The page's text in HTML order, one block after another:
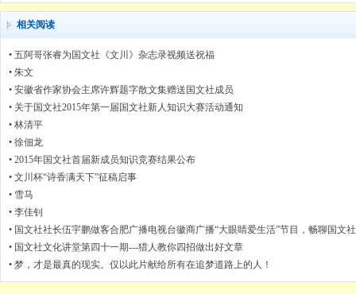
相关阅读
• 五阿哥张睿为国文社《文川》杂志录视频送祝福
• 朱文
• 安徽省作家协会主席许辉题字散文集赠送国文社成员
• 关于国文社2015年第一届国文社新人知识大赛活动通知
• 林清平
• 徐佃龙
• 2015年国文社首届新成员知识竞赛结果公布
• 文川杯“诗香满天下”征稿启事
• 雪马
• 李佳钊
• 国文社社长伍宇鹏做客合肥广播电视台徽商广播“大眼睛爱生活”节目，畅聊国文
...
• 国文社文化讲堂第四十一期---猎人教你四招做出好文章
• 梦，才是最真的现实。仅以此片献给所有在追梦道路上的人！